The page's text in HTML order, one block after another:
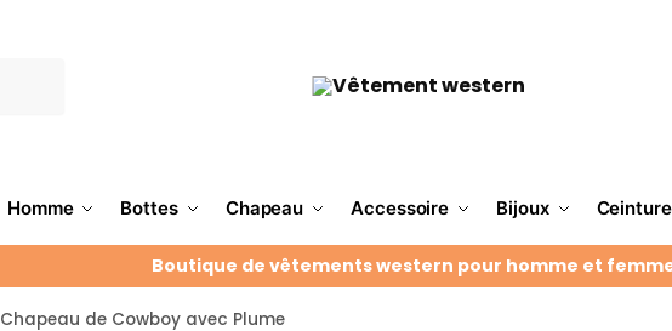
Homme Bottes Chapeau Accessoire Bijoux Ceinture
Boutique de vêtements western pour homme et
Chapeau de Cowboy avec Plume